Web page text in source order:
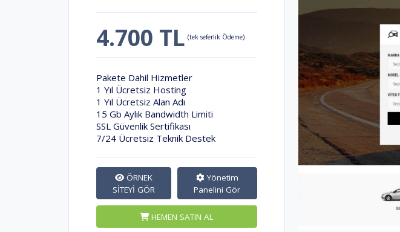
4.700 TL (tek seferlik Ödeme)
Pakete Dahil Hizmetler
1 Yıl Ücretsiz Hosting
1 Yıl Ücretsiz Alan Adı
15 Gb Aylık Bandwidth Limiti
SSL Güvenlik Sertifikası
7/24 Ücretsiz Teknik Destek
ÖRNEK
SİTEYİ GÖR
Yönetim
Panelini Gör
HEMEN SATIN AL